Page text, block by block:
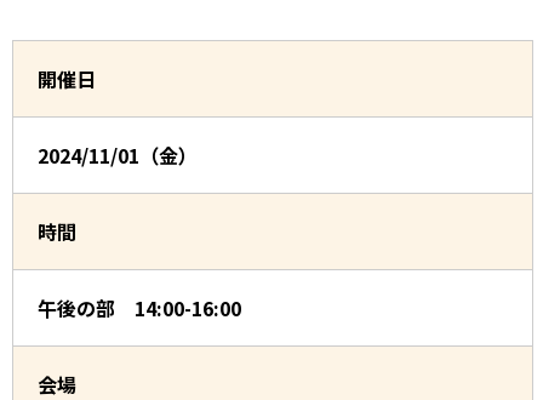
開催日
2024/11/01（金）
時間
午後の部 14:00-16:00
会場